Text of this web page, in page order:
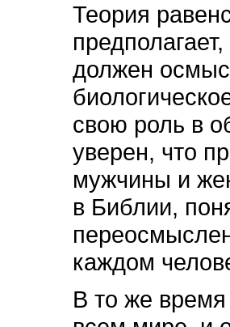
Теория
должен
свою роль в
уверен, что
мужчины и
в Библии,
каждом
В то же